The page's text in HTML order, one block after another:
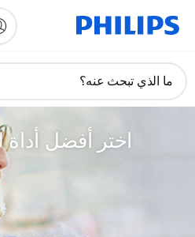
دعم
ما الذي تبحث عنه؟
اختر أفضل أداة